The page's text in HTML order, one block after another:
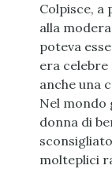
Colpisce, a
alla
poteva
era celebre
anche una
Nel mondo
donna di
molteplici